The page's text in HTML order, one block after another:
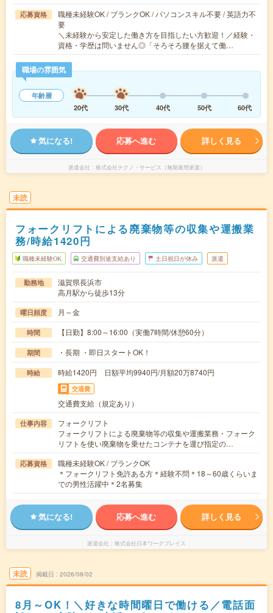
応募資格
職種未経験OK / ブランクOK / パソコンスキル不要 / 英語力不
要
＼未経験から安定した働き方を目指したい方歓迎！／経験・
資格・学歴は問いません◎「そろそろ腰を据えて働…
職場の雰囲気
年齢層
20代
30代 40代 50代 60代
気になる! 応募へ進む 詳しく見る
派遣会社 株式会社テクノ・サービス（無期雇用派遣）
未読
フォークリフトによる廃棄物等の収集や運搬業
務/時給1420円
職種未経験OK 交通費別途支給あり 土日祝日が休み 派遣
勤務地
滋賀県長浜市
高月駅から徒歩13分
曜日頻度 月～金
時間 【日勤】8:00～16:00（実働7時間/休憩60分）
期間 ・長期 ・即日スタートOK！
時給 時給1420円 日額平均9940円/月額20万8740円
交通費
交通費支給（規定あり）
仕事内容
フォークリフト
フォークリフトによる廃棄物等の収集や運搬業務・フォーク
リフトを使い廃棄物を乗せたコンテナを運び指定の…
応募資格
職種未経験OK / ブランクOK
＊フォークリフト免許ある方＊経験不問＊18～60歳くらいま
での男性活躍中＊2名募集
気になる! 応募へ進む 詳しく見る
派遣会社 株式会社日本ワークプレイス
未読 掲載日 2026/08/02
8月～OK！＼好きな時間曜日で働ける／電話面